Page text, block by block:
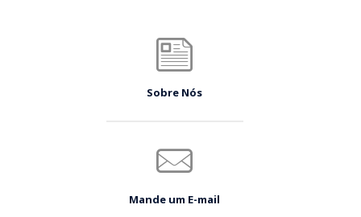
Sobre Nós
Mande um E-mail